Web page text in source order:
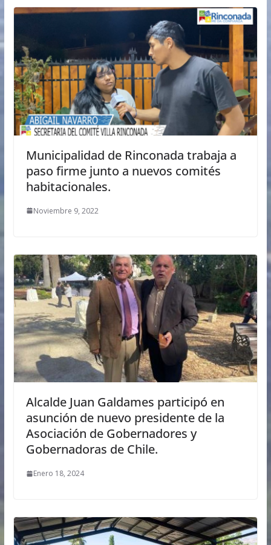
Municipalidad de Rinconada trabaja a
paso firme junto a nuevos comités
habitacionales.
Noviembre 9, 2022
Alcalde Juan Galdames participó en
asunción de nuevo presidente de la
Asociación de Gobernadores y
Gobernadoras de Chile.
Enero 18, 2024